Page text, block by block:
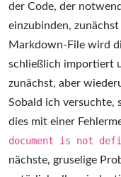
der Code, der
einzubinden, zunächst
Markdown-File wird
schließlich importiert
zunächst, aber
Sobald ich versuchte,
dies mit einer
document is not
nächste, gruselige